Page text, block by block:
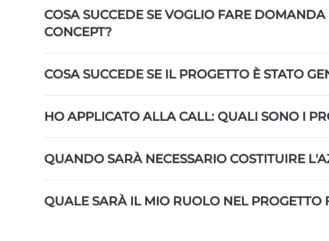
COSA SUCCEDE SE VOGLIO FARE
CONCEPT?
COSA SUCCEDE SE IL PROGETTO È STATO
HO APPLICATO ALLA CALL: QUALI SONO I
QUANDO SARÀ NECESSARIO COSTITUIRE
QUALE SARÀ IL MIO RUOLO NEL